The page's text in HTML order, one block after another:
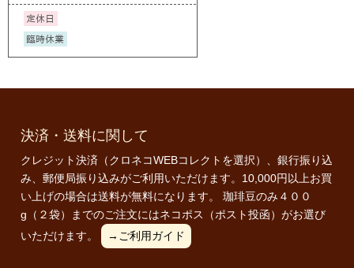
決済・送料に関して
クレジット決済（クロネコWEBコレクトを選択）、銀行振り込
み、郵便局振り込みがご利用いただけます。10,000円以上お買
い上げの場合は送料が無料になります。 珈琲豆のみ４００
g（２袋）までのご注文にはネコポス（ポスト投函）がお選び
いただけます。
→ご利用ガイド